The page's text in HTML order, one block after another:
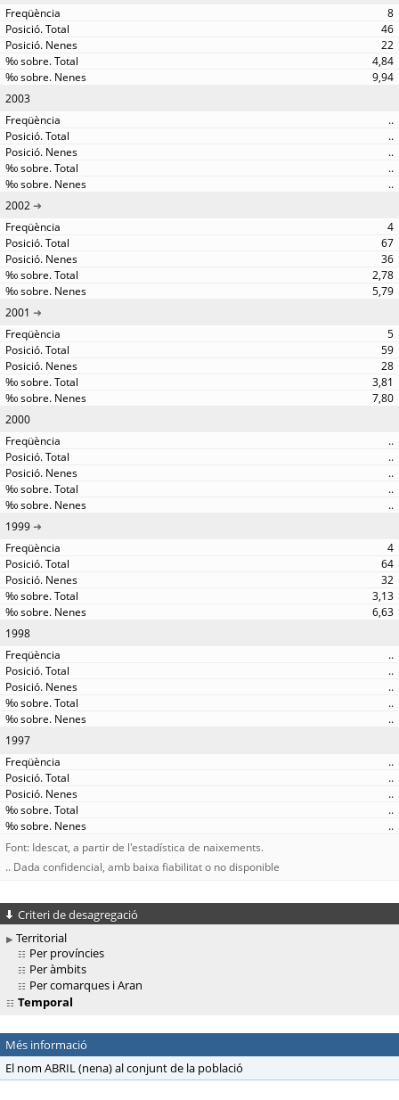
8
46
22
4,84
9,94
2003
..
..
..
..
..
2002
4
67
36
2,78
5,79
2001
5
59
28
3,81
7,80
2000
..
..
..
..
..
1999
4
64
32
3,13
6,63
1998
..
..
..
..
..
1997
..
..
..
..
..
Font: Idescat, a partir de l'estadística de naixements.
.. Dada confidencial, amb baixa fiabilitat o no disponible
Criteri de desagregació
Territorial
Per províncies
Per àmbits
Per comarques i Aran
Temporal
Més informació
El nom ABRIL (nena) al conjunt de la població